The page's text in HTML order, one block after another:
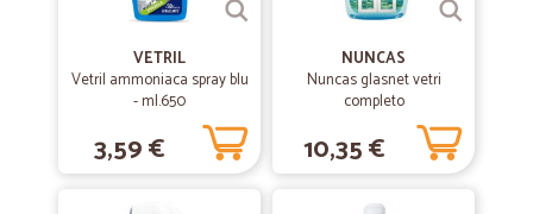
VETRIL
Vetril ammoniaca spray blu
- ml.650
3,59 €
NUNCAS
Nuncas glasnet vetri
completo
10,35 €